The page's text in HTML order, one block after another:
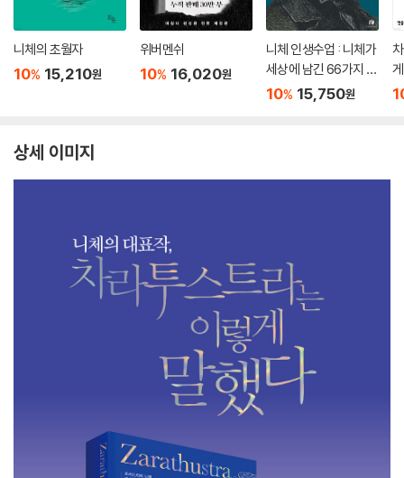
니체의 초월자
10% 15,210원
위버멘쉬
10% 16,020원
니체 인생수업 : 니체가
세상에 남긴 66가지 인
생지혜 (리커버 에디
10% 15,750원
상세 이미지